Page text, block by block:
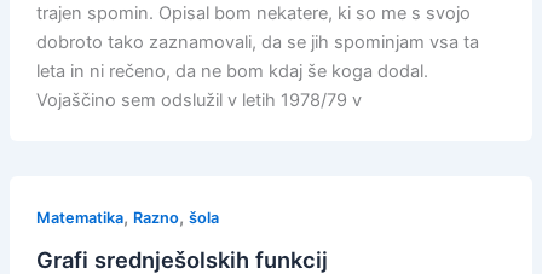
trajen spomin. Opisal bom nekatere, ki so me s svojo
dobroto tako zaznamovali, da se jih spominjam vsa ta
leta in ni rečeno, da ne bom kdaj še koga dodal.
Vojaščino sem odslužil v letih 1978/79 v
Matematika, Razno, šola
Grafi srednješolskih funkcij